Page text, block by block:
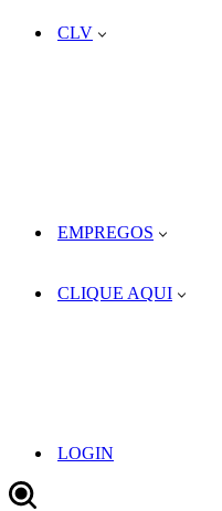
CLV
EMPREGOS
CLIQUE AQUI
LOGIN